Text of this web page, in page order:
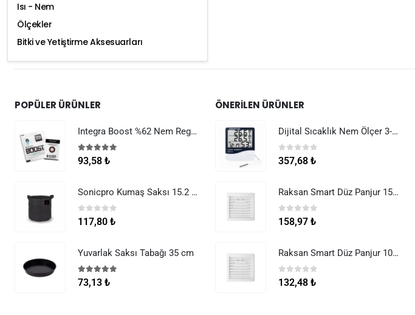
Isı - Nem
Ölçekler
Bitki ve Yetiştirme Aksesuarları
POPÜLER ÜRÜNLER
Integra Boost %62 Nem Regülatörü 8 g
5.005 üzerinden
93,58 ₺
Sonicpro Kumaş Saksı 15.2 Litre (4 Galon)
0 5 üzerinden
117,80 ₺
Yuvarlak Saksı Tabağı 35 cm
5.00 5 üzerinden
73,13 ₺
ÖNERILEN ÜRÜNLER
Dijital Sıcaklık Nem Ölçer 3-1 Sensör Kablolu
05 üzerinden
357,68 ₺
Raksan Smart Düz Panjur 150 mm Sinek Telli
0 5 üzerinden
158,97 ₺
Raksan Smart Düz Panjur 100 mm Sinek Telli
0 5 üzerinden
132,48 ₺